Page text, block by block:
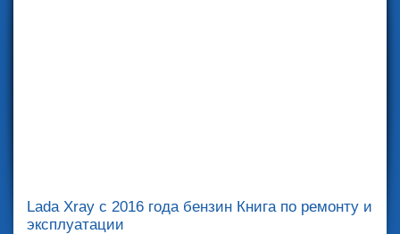
Lada Xray с 2016 года бензин Книга по ремонту и
эксплуатации